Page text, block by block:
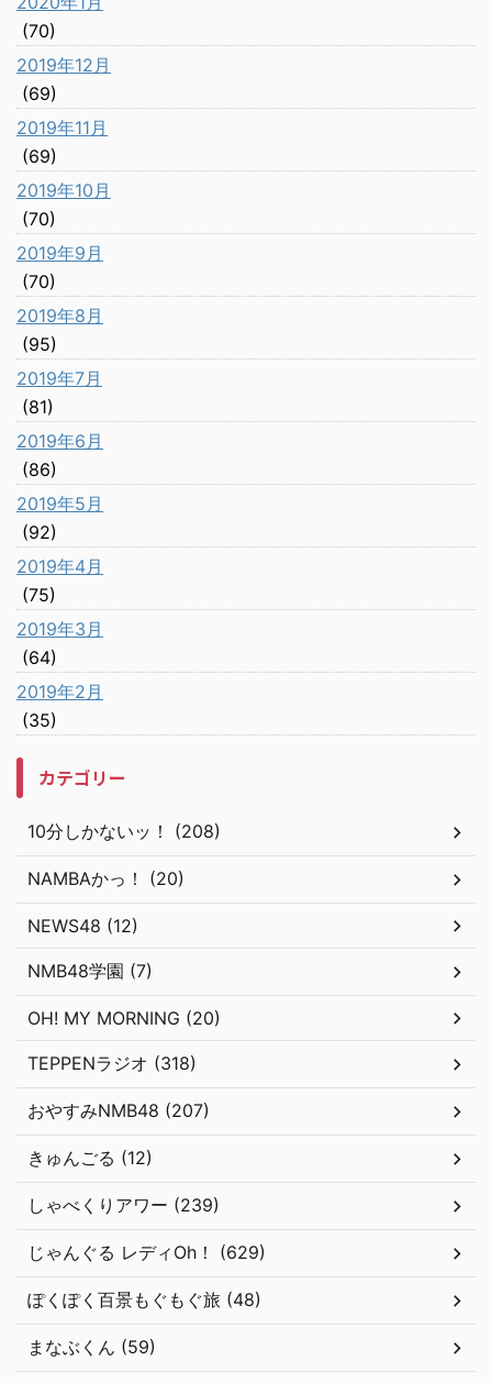
(70)
2019年12月
(69)
2019年11月
(69)
2019年10月
(70)
2019年9月
(70)
2019年8月
(95)
2019年7月
(81)
2019年6月
(86)
2019年5月
(92)
2019年4月
(75)
2019年3月
(64)
2019年2月
(35)
カテゴリー
10分しかないッ！ (208)
NAMBAかっ！ (20)
NEWS48 (12)
NMB48学園 (7)
OH! MY MORNING (20)
TEPPENラジオ (318)
おやすみNMB48 (207)
きゅんごる (12)
しゃべくりアワー (239)
じゃんぐる レディOh！ (629)
ぽくぽく百景もぐもぐ旅 (48)
まなぶくん (59)